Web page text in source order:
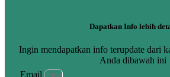
Dapatkan Info lebih
Ingin mendapatkan info terupdate dari
Anda dibawah ini
Email